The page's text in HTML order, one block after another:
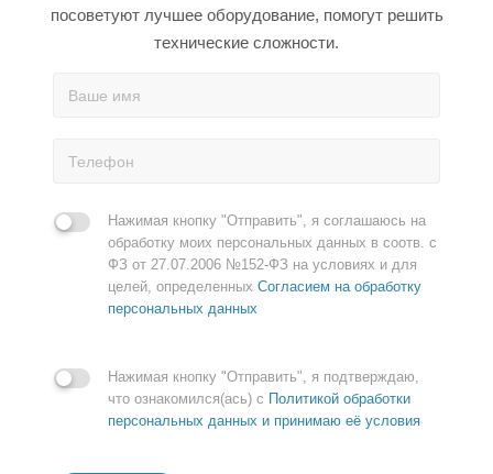
посоветуют лучшее оборудование, помогут решить
технические сложности.
Нажимая кнопку "Отправить", я соглашаюсь на
обработку моих персональных данных в соотв. с
ФЗ от 27.07.2006 №152-ФЗ на условиях и для
целей, определенных Согласием на обработку
персональных данных
Нажимая кнопку "Отправить", я подтверждаю,
что ознакомился(ась) с Политикой обработки
персональных данных и принимаю её условия